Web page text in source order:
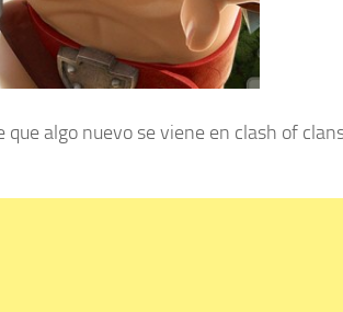
algo nuevo se viene en clash of